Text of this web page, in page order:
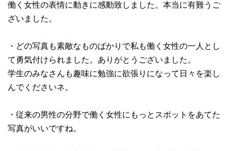
働く女性の表情に動きに感動致しました。本当に有難うご
ざいました。
・どの写真も素敵なものばかりで私も働く女性の一人とし
て勇気付けられました。ありがとうございました。
学生のみなさんも趣味に勉強に欲張りになって日々を楽し
んでくださいネ。
・従来の男性の分野で働く女性にもっとスポットをあてた
写真がいいですね。